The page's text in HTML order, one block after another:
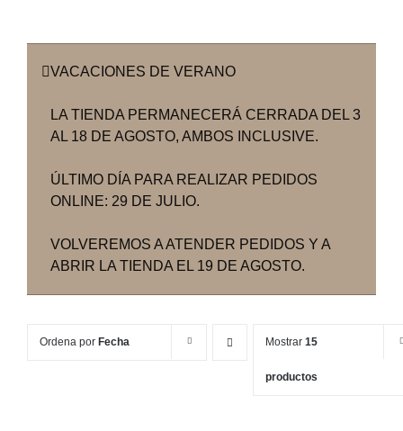
VACACIONES DE VERANO
LA TIENDA PERMANECERÁ CERRADA DEL 3
AL 18 DE AGOSTO, AMBOS INCLUSIVE.
ÚLTIMO DÍA PARA REALIZAR PEDIDOS
ONLINE: 29 DE JULIO.
VOLVEREMOS A ATENDER PEDIDOS Y A
ABRIR LA TIENDA EL 19 DE AGOSTO.
Ordena por Fecha Mostrar 15
productos